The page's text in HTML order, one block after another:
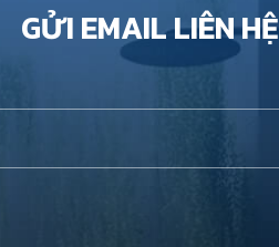
GỬI EMAIL LIÊN HỆ